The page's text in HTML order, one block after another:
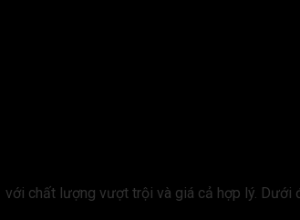
với chất lượng vượt trội và giá cả hợp lý. Dưới